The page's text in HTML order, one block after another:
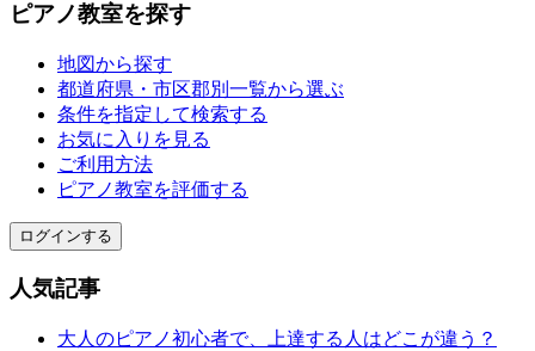
ピアノ教室を探す
地図から探す
都道府県・市区郡別一覧から選ぶ
条件を指定して検索する
お気に入りを見る
ご利用方法
ピアノ教室を評価する
ログインする
人気記事
大人のピアノ初心者で、上達する人はどこが違う？